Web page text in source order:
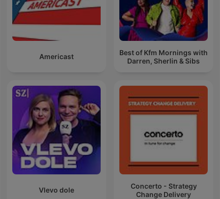
Americast
Best of Kfm Mornings with
Darren, Sherlin & Sibs
Vlevo dole
Concerto - Strategy
Change Delivery